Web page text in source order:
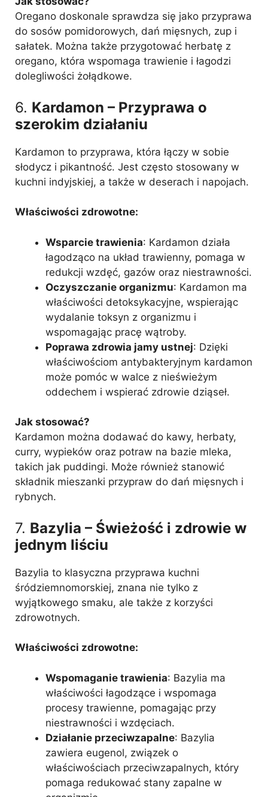
Oregano doskonale sprawdza się jako przyprawa
do sosów pomidorowych, dań mięsnych, zup i
sałatek. Można także przygotować herbatę z
oregano, która wspomaga trawienie i łagodzi
dolegliwości żołądkowe.
6. Kardamon – Przyprawa o
szerokim działaniu
Kardamon to przyprawa, która łączy w sobie
słodycz i pikantność. Jest często stosowany w
kuchni indyjskiej, a także w deserach i napojach.
Właściwości zdrowotne:
Wsparcie trawienia: Kardamon działa
łagodząco na układ trawienny, pomaga w
redukcji wzdęć, gazów oraz niestrawności.
Oczyszczanie organizmu: Kardamon ma
właściwości detoksykacyjne, wspierając
wydalanie toksyn z organizmu i
wspomagając pracę wątroby.
Poprawa zdrowia jamy ustnej: Dzięki
właściwościom antybakteryjnym kardamon
może pomóc w walce z nieświeżym
oddechem i wspierać zdrowie dziąseł.
Jak stosować?
Kardamon można dodawać do kawy, herbaty,
curry, wypieków oraz potraw na bazie mleka,
takich jak puddingi. Może również stanowić
składnik mieszanki przypraw do dań mięsnych i
rybnych.
7. Bazylia – Świeżość i zdrowie w
jednym liściu
Bazylia to klasyczna przyprawa kuchni
śródziemnomorskiej, znana nie tylko z
wyjątkowego smaku, ale także z korzyści
zdrowotnych.
Właściwości zdrowotne:
Wspomaganie trawienia: Bazylia ma
właściwości łagodzące i wspomaga
procesy trawienne, pomagając przy
niestrawności i wzdęciach.
Działanie przeciwzapalne: Bazylia
zawiera eugenol, związek o
właściwościach przeciwzapalnych, który
pomaga redukować stany zapalne w